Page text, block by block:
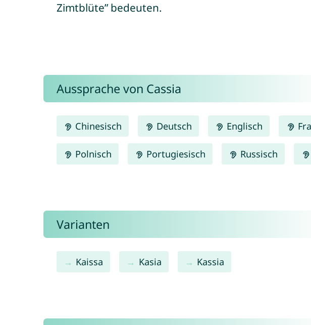
Zimtblüte” bedeuten.
Aussprache von Cassia
Chinesisch Deutsch Englisch
Polnisch Portugiesisch Russisch
Varianten
Kaissa Kasia Kassia